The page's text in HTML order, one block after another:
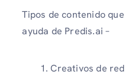
Tipos de contenido
ayuda de Predis.ai –
Creativos de